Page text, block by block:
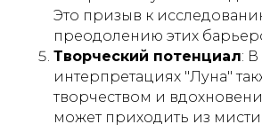
Это призыв к
преодолению этих
Творческий потенциал:
интерпретациях "Луна"
творчеством и
может приходить из